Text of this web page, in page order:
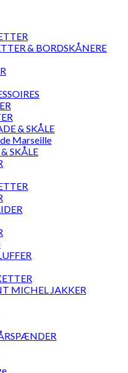
& BORDSKÅNERE
& SKÅLE
Marseille
SKÅLE
MICHEL JAKKER